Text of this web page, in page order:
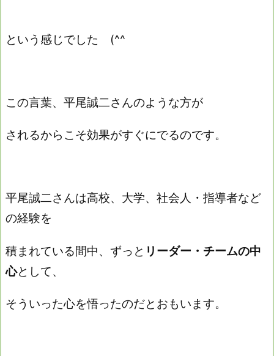
という感じでした (^^ゞ
この言葉、平尾誠二さんのような方が
されるからこそ効果がすぐにでるのです。
平尾誠二さんは高校、大学、社会人・指導者など
の経験を
積まれている間中、ずっと リーダー・チームの中
心として、
そういった心を悟ったのだとおもいます。